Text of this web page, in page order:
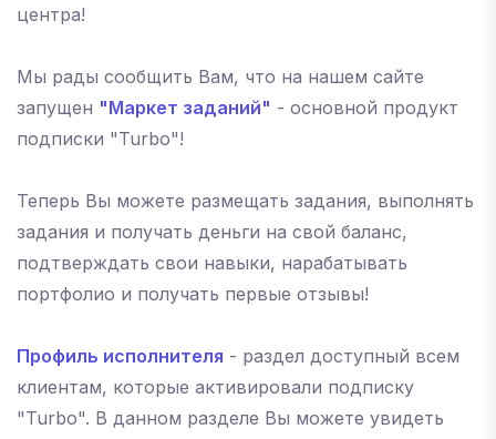
центра!
Мы рады сообщить Вам, что на нашем сайте
запущен "Маркет заданий" - основной продукт
подписки "Turbo"!
Теперь Вы можете размещать задания, выполнять
задания и получать деньги на свой баланс,
подтверждать свои навыки, нарабатывать
портфолио и получать первые отзывы!
Профиль исполнителя - раздел доступный всем
клиентам, которые активировали подписку
"Turbo". В данном разделе Вы можете увидеть